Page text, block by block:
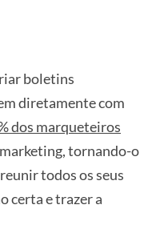
boletins
diretamente com
dos marqueteiros
tornando-o
todos os seus
certa e trazer a